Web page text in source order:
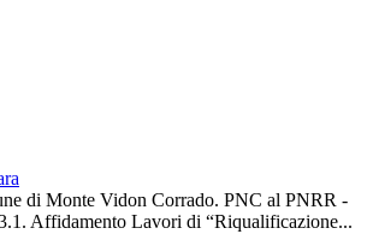
di Monte Vidon Corrado. PNC al PNRR -
Affidamento Lavori di “Riqualificazione...